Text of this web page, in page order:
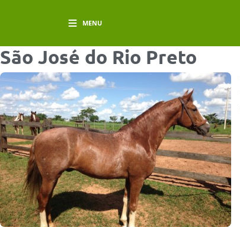
MENU
São José do Rio Preto